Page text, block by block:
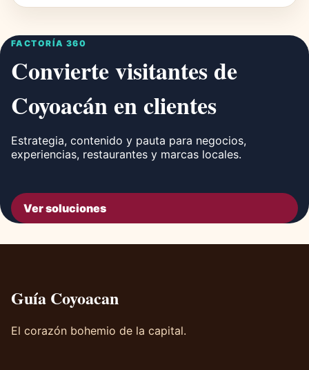
FACTORÍA 360
Convierte visitantes de
Coyoacán en clientes
Estrategia, contenido y pauta para negocios,
experiencias, restaurantes y marcas locales.
Ver soluciones
Guía Coyoacan
El corazón bohemio de la capital.